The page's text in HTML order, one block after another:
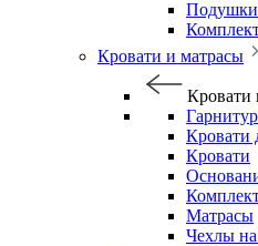
Подушки
Кровати и матрасы
Кровати
Кровати
Кровати
Матрасы
Чехлы